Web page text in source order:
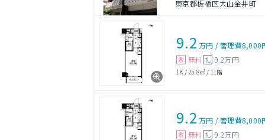
東京都板橋区大山金井町
9.2 万円 /管理費8,000
敷 無料 礼 9.2万円
1K / 25.8㎡ / 11階
9.2 万円 /管理費8,000
敷 無料 礼 9.2万円